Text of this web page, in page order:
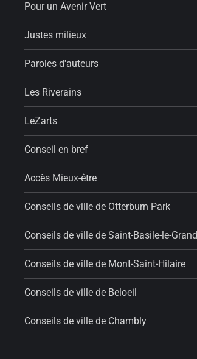
Pour un Avenir Vert
Justes milieux
Paroles d'auteurs
Les Riverains
LeZarts
Conseil en bref
Accès Mieux-être
Conseils de ville de Otterburn Park
Conseils de ville de Saint-Basile-le-Grand
Conseils de ville de Mont-Saint-Hilaire
Conseils de ville de Beloeil
Conseils de ville de Chambly